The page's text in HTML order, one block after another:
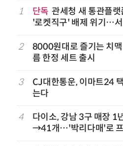
1 단독 관세청 새 통관플
'로켓직구' 배제 위기…
2
8000원대로 즐기는 치
름 한정 세트 출시
3
CJ대한통운, 이마트24
는다
4
다이소, 강남 3구 매장 1
→41개…'박리다매'로 프